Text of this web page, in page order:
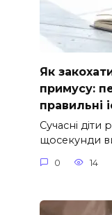
Як
примусу:
правильні
Сучасні діти
щосекунди
0 14